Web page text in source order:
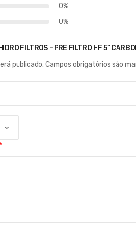
0%
0%
FILTROS – PRE FILTRO HF 5”
publicado. Campos obrigatórios são
*